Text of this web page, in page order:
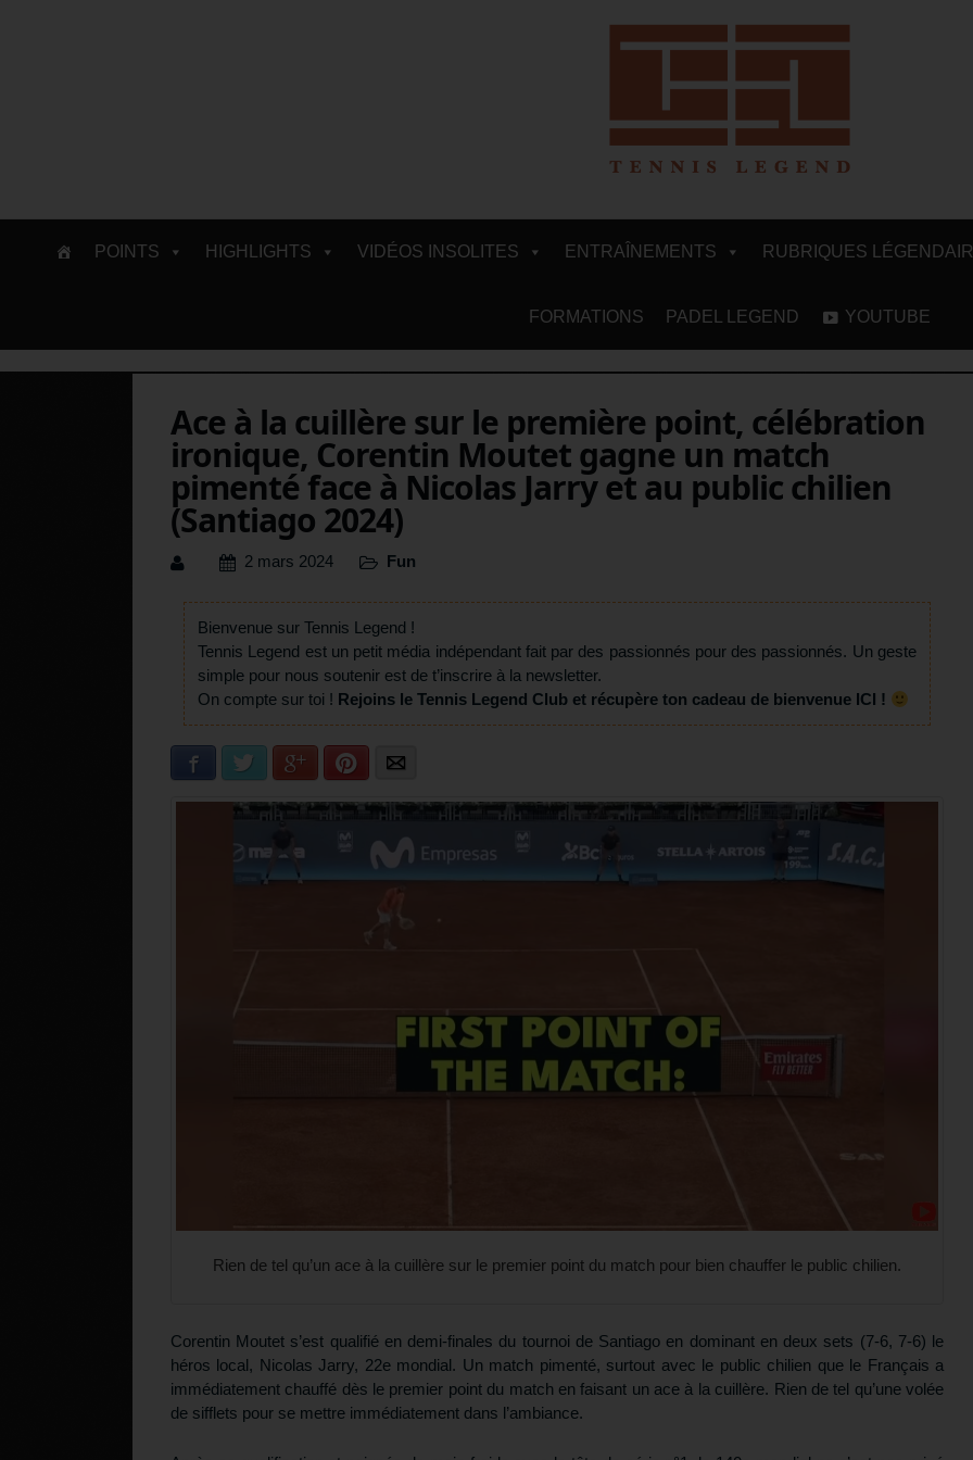
POINTS HIGHLIGHTS VIDÉOS INSOLITES ENTRAÎNEMENTS RUBRIQUES
FORMATIONS PADEL LEGEND YOUTUBE
Ace à la cuillère sur le première point, célébration
ironique, Corentin Moutet gagne un match
pimenté face à Nicolas Jarry et au public chilien
(Santiago 2024)
2 mars 2024 Fun
Bienvenue sur Tennis Legend !
Tennis Legend est un petit média indépendant fait par des passionnés pour des passionnés. Un geste
simple pour nous soutenir est de t’inscrire à la newsletter.
On compte sur toi ! Rejoins le Tennis Legend Club et récupère ton cadeau de bienvenue ICI !
Facebook Twitter Google+ Pinterest
Rien de tel qu’un ace à la cuillère sur le premier point du match pour bien chauffer le public chilien.
Corentin Moutet s’est qualifié en demi-finales du tournoi de Santiago en dominant en deux sets (7-6, 7-6) le
héros local, Nicolas Jarry, 22e mondial. Un match pimenté, surtout avec le public chilien que le Français a
immédiatement chauffé dès le premier point du match en faisant un ace à la cuillère. Rien de tel qu’une volée
de sifflets pour se mettre immédiatement dans l’ambiance.